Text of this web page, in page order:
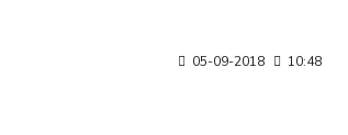
05-09-2018 10:48